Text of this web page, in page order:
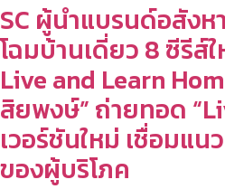
SC ผู้นำแบรนด์อสัง
โฉมบ้านเดี่ยว 8 ซีรีส์
Live and Learn
สิยพงษ์” ถ่ายทอด
เวอร์ชันใหม่ เชื่อมแ
ของผู้บริโภค